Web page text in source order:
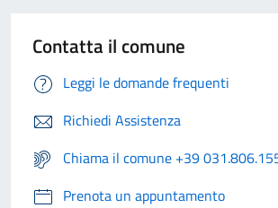
Contatta il comune
Leggi le domande frequenti
Richiedi Assistenza
Chiama il comune +39
Prenota un appuntamento